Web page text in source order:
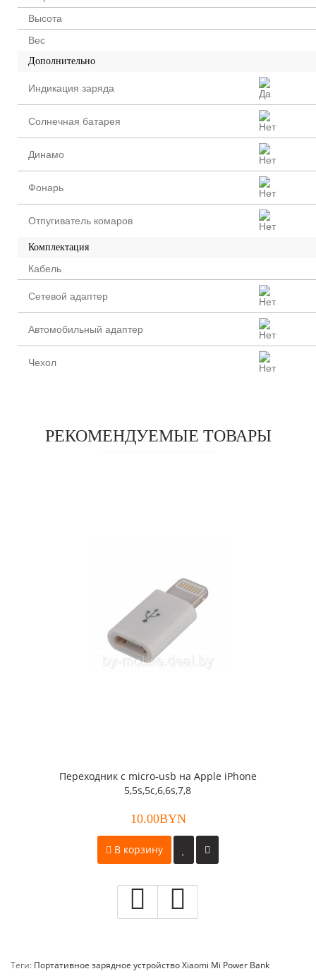
Высота
Вес
Дополнительно
Индикация заряда
Солнечная батарея
Динамо
Фонарь
Отпугиватель комаров
Комплектация
Кабель
Сетевой адаптер
Автомобильный адаптер
Чехол
РЕКОМЕНДУЕМЫЕ ТОВАРЫ
Переходник с micro-usb на Apple iPhone
5,5s,5c,6,6s,7,8
10.00BYN
В корзину
Теги: Портативное зарядное устройство Xiaomi Mi Power Bank